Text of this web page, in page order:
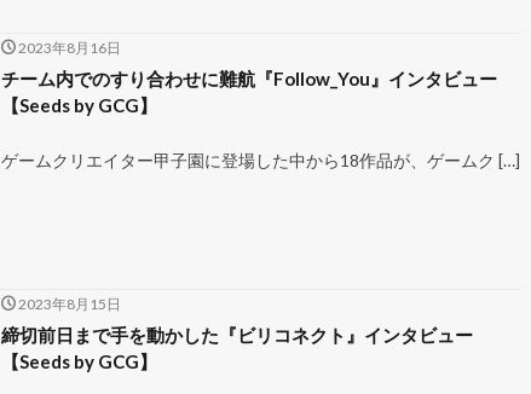
2023年8月16日
チーム内でのすり合わせに難航『Follow_You』インタビュー
【Seeds by GCG】
ゲームクリエイター甲子園に登場した中から18作品が、ゲームク […]
2023年8月15日
締切前日まで手を動かした『ビリコネクト』インタビュー
【Seeds by GCG】